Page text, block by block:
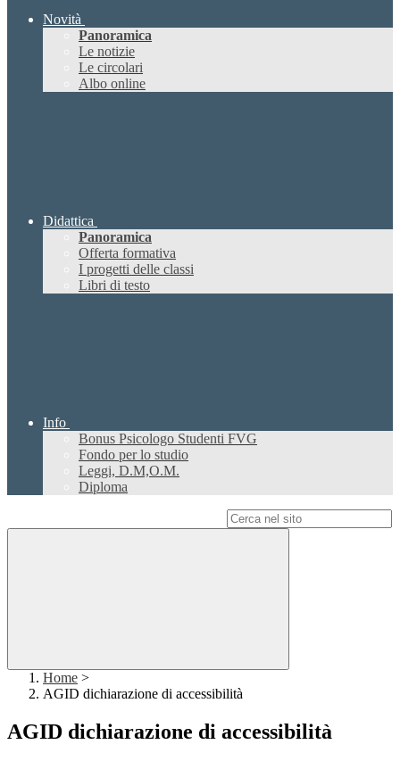
Novità
Panoramica
Le notizie
Le circolari
Albo online
Didattica
Panoramica
Offerta formativa
I progetti delle classi
Libri di testo
Info
Bonus Psicologo Studenti FVG
Fondo per lo studio
Leggi, D.M,O.M.
Diploma
Home >
AGID dichiarazione di accessibilità
AGID dichiarazione di accessibilità